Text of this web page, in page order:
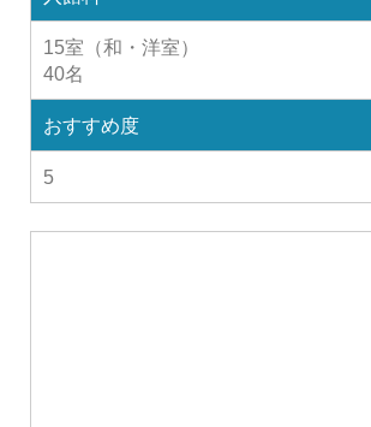
15室（和・洋室）
40名
おすすめ度
5